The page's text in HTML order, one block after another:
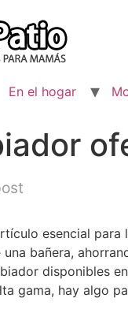
En el hogar
esencial
bañera,
disponibles
gama, hay algo